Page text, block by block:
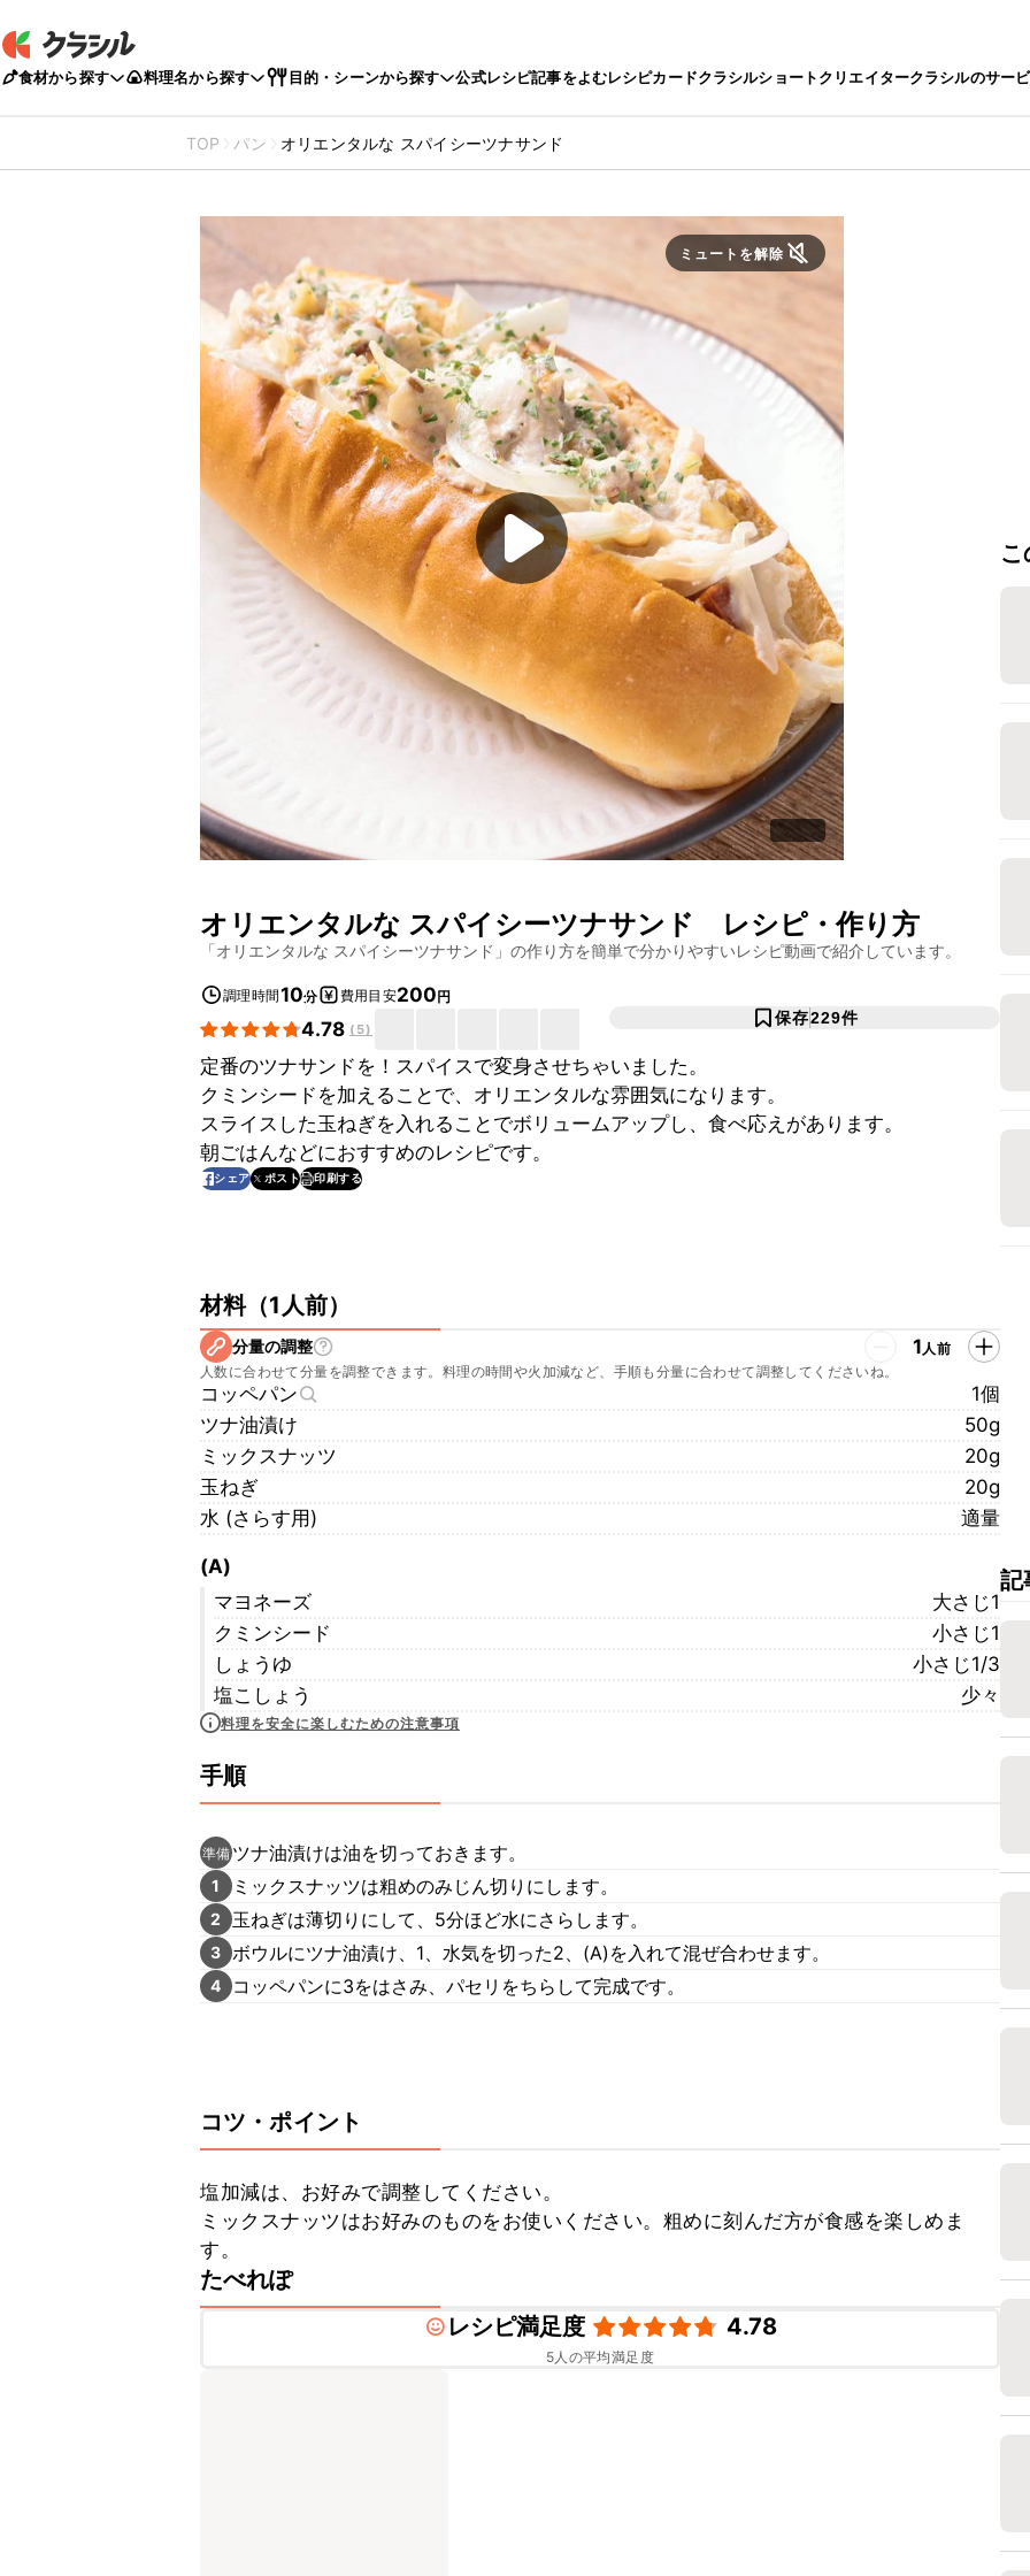
食材から探す 料理名から探す 目的・シーンから探す 公式レシピ記事をよむレシピカードクラシルショートクリエイタークラシルのサー
TOP パン オリエンタルな スパイシーツナサンド
ミュートを解除
オリエンタルな スパイシーツナサンド レシピ・作り方
「オリエンタルな スパイシーツナサンド 」の作り方を簡単で分かりやすいレシピ動画で紹介しています。
調理時間10分 費用目安200円
4.78 ( 5)
保存229件
定番のツナサンドを！スパイスで変身させちゃいました。
クミンシードを加えることで、オリエンタルな雰囲気になります。
スライスした玉ねぎを入れることでボリュームアップし、食べ応えがあります。
朝ごはんなどにおすすめのレシピです。
シェア ポスト 印刷する
材料（1人前）
分量の調整 1人前
人数に合わせて分量を調整できます。料理の時間や火加減など、手順も分量に合わせて調整してくださいね。
コッペパン
1個
ツナ油漬け
50g
ミックスナッツ
20g
玉ねぎ
20g
水 (さらす用)
適量
(A)
マヨネーズ
大さじ1
クミンシード
小さじ1
しょうゆ
小さじ1/3
塩こしょう
少々
料理を安全に楽しむための注意事項
手順
準備 ツナ油漬けは油を切っておきます。
1 ミックスナッツは粗めのみじん切りにします。
2 玉ねぎは薄切りにして、5分ほど水にさらします。
3 ボウルにツナ油漬け、1、水気を切った2、(A)を入れて混ぜ合わせます。
4 コッペパンに3をはさみ、パセリをちらして完成です。
コツ・ポイント
塩加減は、お好みで調整してください。
ミックスナッツはお好みのものをお使いください。粗めに刻んだ方が食感を楽しめま
す。
たべれぽ
レシピ満足度
4.78
5人の平均満足度
記